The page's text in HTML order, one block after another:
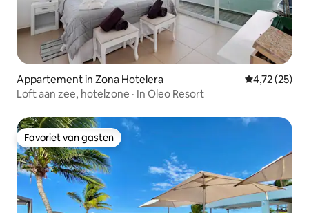
Appartement in Zona Hotelera Gemiddelde
4,72 (25)
Loft aan zee, hotelzone · In Oleo Resort
Favoriet van gasten
Favoriet van gasten